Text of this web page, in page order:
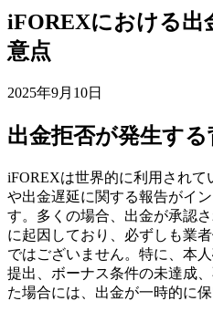
iFOREXにおける出
意点
2025年9月10日
出金拒否が発生する
iFOREXは世界的に利用され
や出金遅延に関する報告がイ
す。多くの場合、出金が承認
に起因しており、必ずしも業
ではございません。特に、本
提出、ボーナス条件の未達成
た場合には、出金が一時的に